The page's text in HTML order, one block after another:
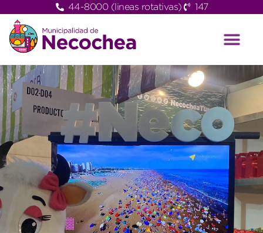
44-8000 (lineas rotativas) 147